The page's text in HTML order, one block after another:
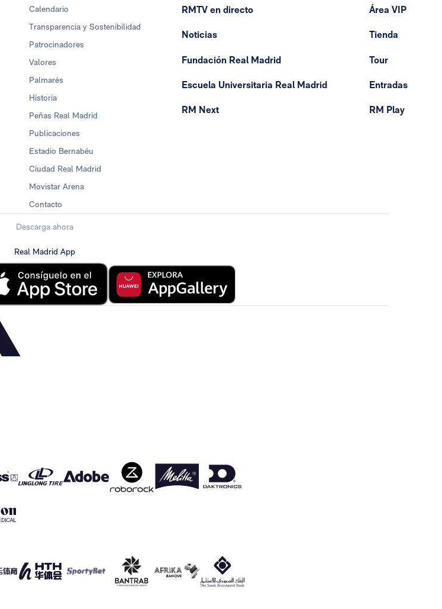
Calendario
Transparencia y Sostenibilidad
Patrocinadores
Valores
Palmarés
Historia
Peñas Real Madrid
Publicaciones
Estadio Bernabéu
Ciudad Real Madrid
Movistar Arena
Contacto
RMTV en directo
Noticias
Fundación Real Madrid
Escuela Universitaria Real Madrid
RM Next
Área VIP
Tienda
Tour
Entradas
RM Play
Descarga ahora
Real Madrid App